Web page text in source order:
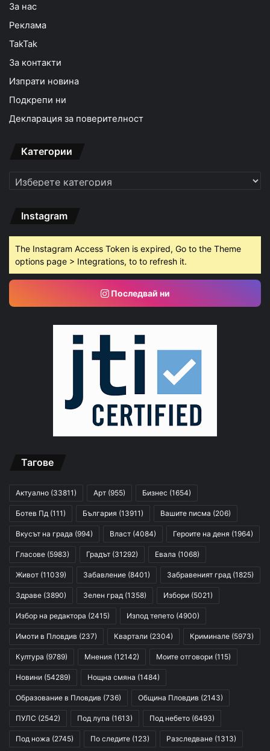
За нас
Реклама
TakTak
За контакти
Изпрати новина
Подкрепи ни
Декларация за поверителност
Категории
Категории
Instagram
The Instagram Access Token is expired, Go to the Theme
options page > Integrations, to to refresh it.
Последвай ни
Тагове
Актуално (33811) Арт (955) Бизнес (1654)
Ботев Пд (111) България (13911) Вашите писма (206)
Вкусът на града (994) Власт (4084) Героите на деня (1964)
Гласове (5983) Градът (31292) Евала (1068)
Живот (11039) Забавление (8401) Забравеният град (1825)
Здраве (3890) Зелен град (1358) Избори (5021)
Избор на редактора (2415) Изпод тепето (4900)
Имоти в Пловдив (237) Квартали (2304) Криминале (5973)
Култура (9789) Мнения (12142) Моите отговори (115)
Новини (54289) Нощна смяна (1484)
Образование в Пловдив (736) Община Пловдив (2143)
ПУЛС (2542) Под лупа (1613) Под небето (6493)
Под ножа (2745) По следите (123) Разследване (1313)